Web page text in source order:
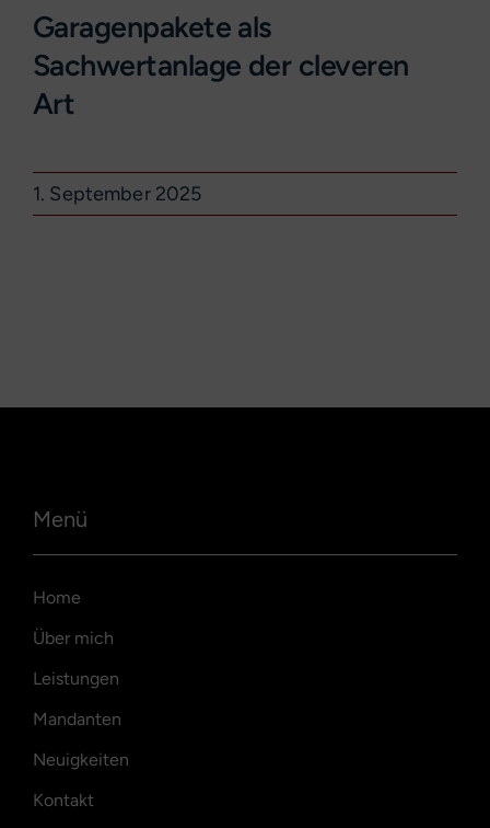
Garagenpakete als
Sachwertanlage der cleveren
Art
1. September 2025
Menü
Home
Über mich
Leistungen
Mandanten
Neuigkeiten
Kontakt